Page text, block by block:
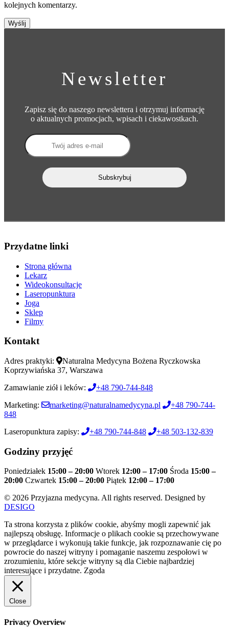
kolejnych komentarzy.
Newsletter
Zapisz się do naszego newslettera i otrzymuj informację
o aktualnych promocjach, wpisach i ciekawostkach.
Przydatne linki
Strona główna
Lekarz
Wideokonsultacje
Laseropunktura
Joga
Sklep
Filmy
Kontakt
Adres praktyki:
Naturalna Medycyna Bożena Ryczkowska
Koprzywiańska 37, Warszawa
Zamawianie ziół i leków:
+48 790-744-848
Marketing:
marketing@naturalnamedycyna.pl
+48 790-744-
848
Laseropunktura zapisy:
+48 790-744-848 +48 503-132-839
Godziny przyjęć
Poniedziałek 15:00 – 20:00 Wtorek 12:00 – 17:00 Środa 15:00 –
20:00 Czwartek 15:00 – 20:00 Piątek 12:00 – 17:00
© 2026 Przyjazna medycyna. All rights reserved. Designed by
DESIGO
Ta strona korzysta z plików cookie, abyśmy mogli zapewnić jak
najlepszą obsługę. Informacje o plikach cookie są przechowywane
w przeglądarce i wykonują takie funkcje, jak rozpoznawanie cię po
powrocie do naszej witryny i pomaganie naszemu zespołowi w
zrozumieniu, które sekcje witryny są dla Ciebie najbardziej
interesujące i przydatne. Zgoda
Close
Privacy Overview